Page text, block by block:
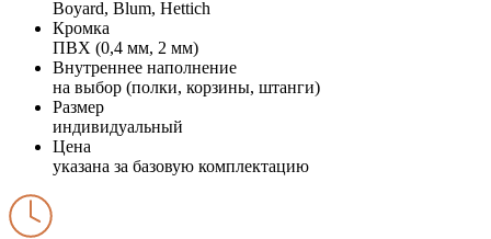
Boyard, Blum, Hettich
Кромка
ПВХ (0,4 мм, 2 мм)
Внутреннее наполнение
на выбор (полки, корзины, штанги)
Размер
индивидуальный
Цена
указана за базовую комплектацию